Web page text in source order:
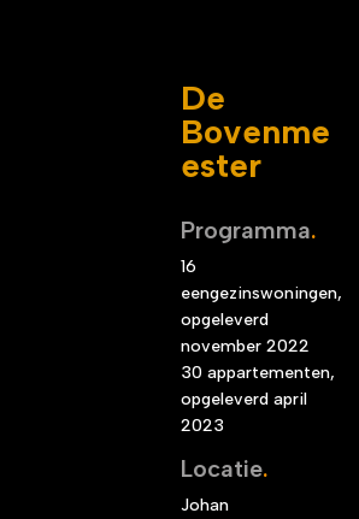
De
Bovenme
ester
Programma.
16
eengezinswoningen,
opgeleverd
november 2022
30 appartementen,
opgeleverd april
2023
Locatie.
Johan